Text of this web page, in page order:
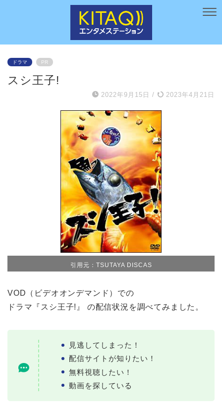
ドラマ PR
スシ王子!
2022年9月15日 / 2023年4月21日
引用元：TSUTAYA DISCAS
VOD（ビデオオンデマンド）での
ドラマ『スシ王子!』 の配信状況を調べてみました。
見逃してしまった！
配信サイトが知りたい！
無料視聴したい！
動画を探している